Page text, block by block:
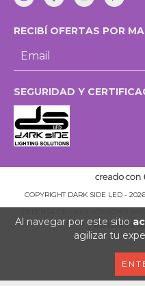
Al navegar por este sitio
agilizar tu
RECIBÍ OFERTAS POR
SEGURIDAD Y
COPYRIGHT DARK SIDE LED -
BOTÓN DE